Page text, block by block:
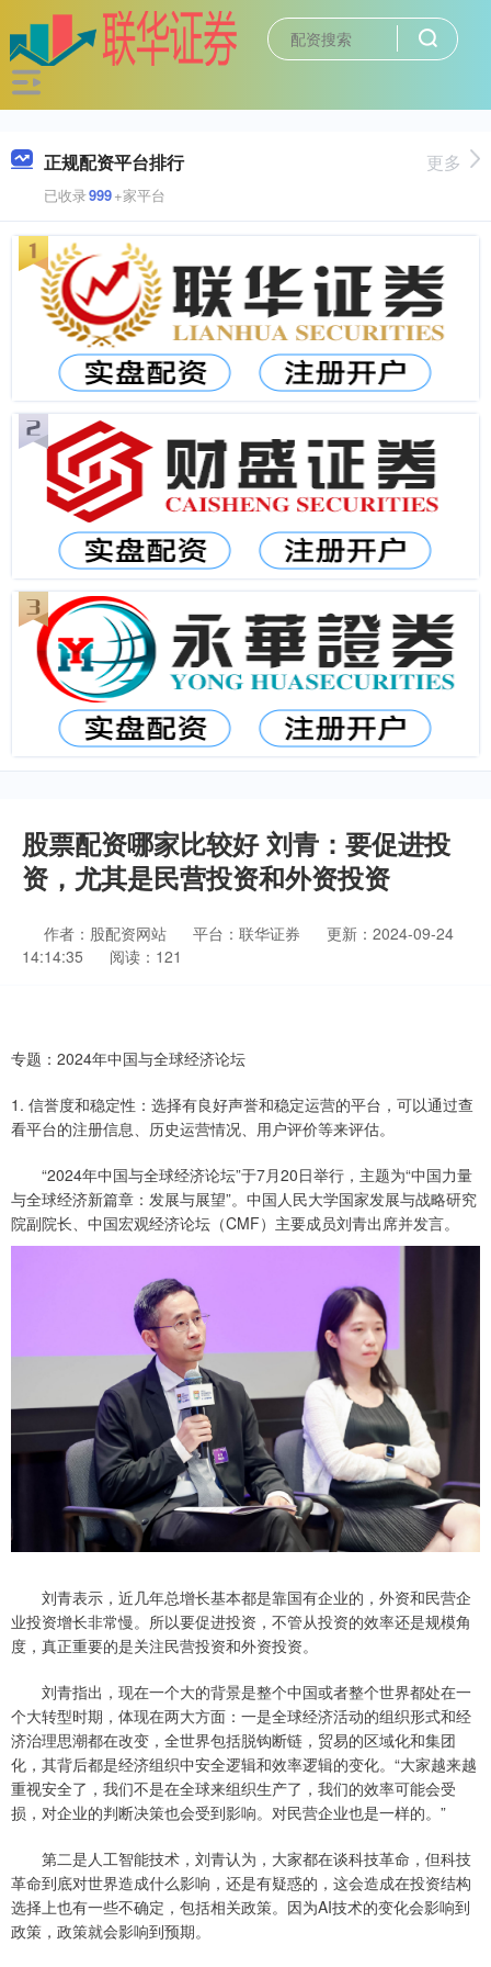
正规配资平台排行
已收录999+家平台
更多
股票配资哪家比较好 刘青：要促进投
资，尤其是民营投资和外资投资
作者：股配资网站 平台：联华证券
更新：2024-09-24
14:14:35
阅读：121
专题：2024年中国与全球经济论坛
1. 信誉度和稳定性：选择有良好声誉和稳定运营的平台，可以通过查
看平台的注册信息、历史运营情况、用户评价等来评估。
“2024年中国与全球经济论坛”于7月20日举行，主题为“中国力量
与全球经济新篇章：发展与展望”。中国人民大学国家发展与战略研究
院副院长、中国宏观经济论坛（CMF）主要成员刘青出席并发言。
刘青表示，近几年总增长基本都是靠国有企业的，外资和民营企
业投资增长非常慢。所以要促进投资，不管从投资的效率还是规模角
度，真正重要的是关注民营投资和外资投资。
刘青指出，现在一个大的背景是整个中国或者整个世界都处在一
个大转型时期，体现在两大方面：一是全球经济活动的组织形式和经
济治理思潮都在改变，全世界包括脱钩断链，贸易的区域化和集团
化，其背后都是经济组织中安全逻辑和效率逻辑的变化。“大家越来越
重视安全了，我们不是在全球来组织生产了，我们的效率可能会受
损，对企业的判断决策也会受到影响。对民营企业也是一样的。”
第二是人工智能技术，刘青认为，大家都在谈科技革命，但科技
革命到底对世界造成什么影响，还是有疑惑的，这会造成在投资结构
选择上也有一些不确定，包括相关政策。因为AI技术的变化会影响到
政策，政策就会影响到预期。